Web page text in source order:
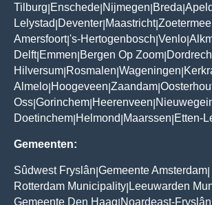
Tilburg Enschede Nijmegen Breda
Lelystad Deventer Maastricht|
Amersfoort|'s-Hertogenbosch Venlo
Delft| Emmen Bergen Op Zoom
Hilversum Rosmalen Wageningen
Almelo Hoogeveen Zaandam
Oss Gorinchem Heerenveen
Doetinchem Helmond Maarssen Etten-
Gemeenten:
Sûdwest Fryslân Gemeente Amsterdam
Rotterdam Municipality Leeuwarden
Gemeente Den Haag Noardeast-Fryslân